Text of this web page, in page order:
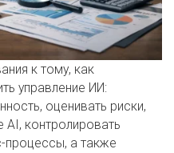
к тому, как
управление ИИ:
оценивать риски,
AI, контролировать
процессы, а также